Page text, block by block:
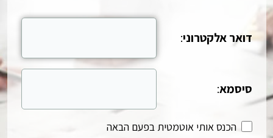
דואר אלקטרוני:
סיסמא:
הכנס אותי אוטמטית בפעם הבאה